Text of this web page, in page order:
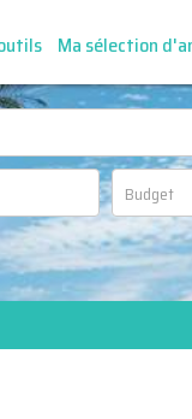
Ma sélection